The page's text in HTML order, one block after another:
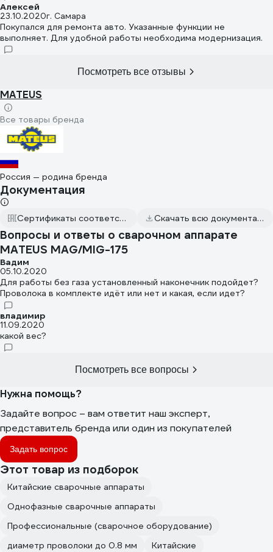
Алексей
23.10.2020г. Самара
Покупался для ремонта авто. Указанные функции не
выполняет. Для удобной работы необходима модернизация.
Посмотреть все отзывы
MATEUS
Все товары бренда
Россия — родина бренда
Документация
Сертификаты соответствия Скачать всю документацию
Вопросы и ответы о сварочном аппарате
MATEUS MAG/MIG-175
Вадим
05.10.2020
Для работы без газа установленный наконечник подойдет?
Проволока в комплекте идёт или нет и какая, если идет?
владимир
11.09.2020
какой вес?
Посмотреть все вопросы
Нужна помощь?
Задайте вопрос – вам ответит наш эксперт,
представитель бренда или один из покупателей
Задать вопрос
Этот товар из подборок
Китайские сварочные аппараты
Однофазные сварочные аппараты
Профессиональные (сварочное оборудование)
диаметр проволоки до 0.8 мм
Китайские